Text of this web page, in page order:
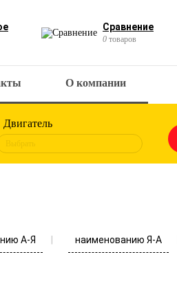
Сравнение
0 товаров
О компании
Двигатель
Выбрать
А-Я наименованию Я-А